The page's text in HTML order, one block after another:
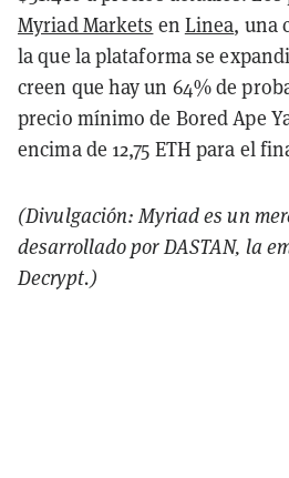
Myriad Markets en Linea, una
la que la plataforma se
creen que hay un 64% de
precio mínimo de Bored Ape
encima de 12,75 ETH para el
(Divulgación: Myriad es un
desarrollado por DASTAN, la
Decrypt.)